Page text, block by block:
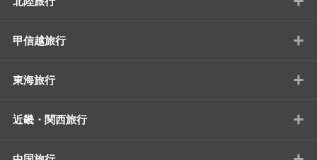
甲信越旅行 +
東海旅行 +
近畿・関西旅行 +